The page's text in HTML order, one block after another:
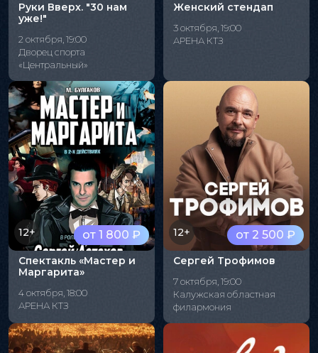
Руки Вверх. "30 нам
уже!"
2 октября, 19:00
Дворец спорта
«Центральный»
Женский стендап
3 октября, 19:00
АРЕНА КТЗ
от 1 800 ₽
12+
Спектакль «Мастер и
Маргарита»
4 октября, 18:00
АРЕНА КТЗ
от 2 500 ₽
12+
Сергей Трофимов
7 октября, 19:00
Калужская областная
филармония